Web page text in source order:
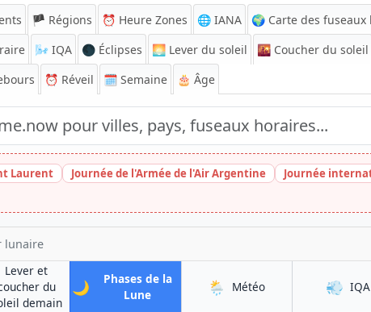
🏴 Régions ⏰ Heure Zones 🌐 IANA 🌍 Carte des fuseaux
🌬️ IQA 🌑 Éclipses 🌅 Lever du soleil 🌇 Coucher du soleil
⏰ Réveil 🗓️ Semaine 🎂 Âge
Laurent Journée de l'Armée de l'Air Argentine
Journée
lunaire
Lever et
du
demainà Khān Neshīn
🌙
Phases de la
Luneà Khān Neshīn
🌦️ Météoà Khān Neshīn
💨 IQA